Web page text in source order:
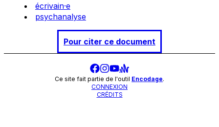
écrivain·e
psychanalyse
Pour citer ce document
Ce site fait partie de l'outil Encodage.
CONNEXION
CRÉDITS